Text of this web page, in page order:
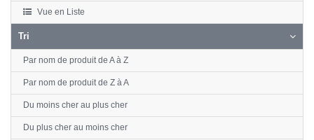
Vue en Liste
Tri
Par nom de produit de A à Z
Par nom de produit de Z à A
Du moins cher au plus cher
Du plus cher au moins cher